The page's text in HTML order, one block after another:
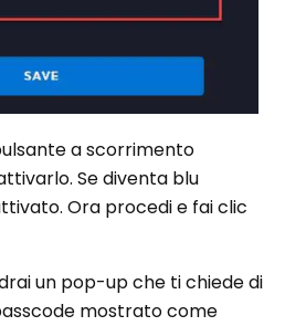
a scorrimento
Se diventa blu
Ora procedi e fai clic
un pop-up che ti chiede di
mostrato come